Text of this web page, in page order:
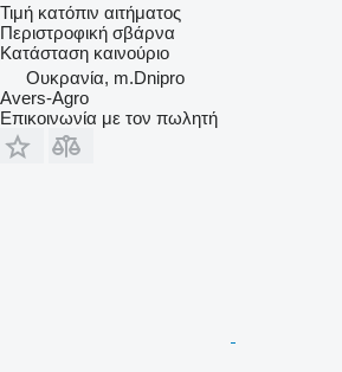
Τιμή κατόπιν αιτήματος
Περιστροφική σβάρνα
Κατάσταση καινούριο
Ουκρανία, m.Dnipro
Avers-Agro
Επικοινωνία με τον πωλητή